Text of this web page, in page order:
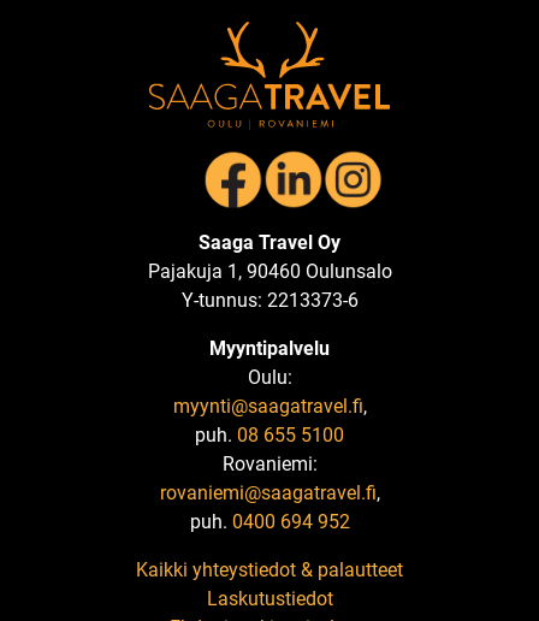
Saaga Travel Oy
Pajakuja 1, 90460 Oulunsalo
Y-tunnus: 2213373-6
Myyntipalvelu
Oulu:
myynti@saagatravel.fi,
puh. 08 655 5100
Rovaniemi:
rovaniemi@saagatravel.fi,
puh. 0400 694 952
Kaikki yhteystiedot & palautteet
Laskutustiedot